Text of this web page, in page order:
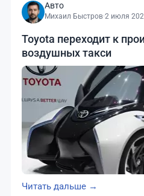
Авто
Михаил Быстров·2 июля
Toyota переходит к
воздушных такси
Читать дальше →